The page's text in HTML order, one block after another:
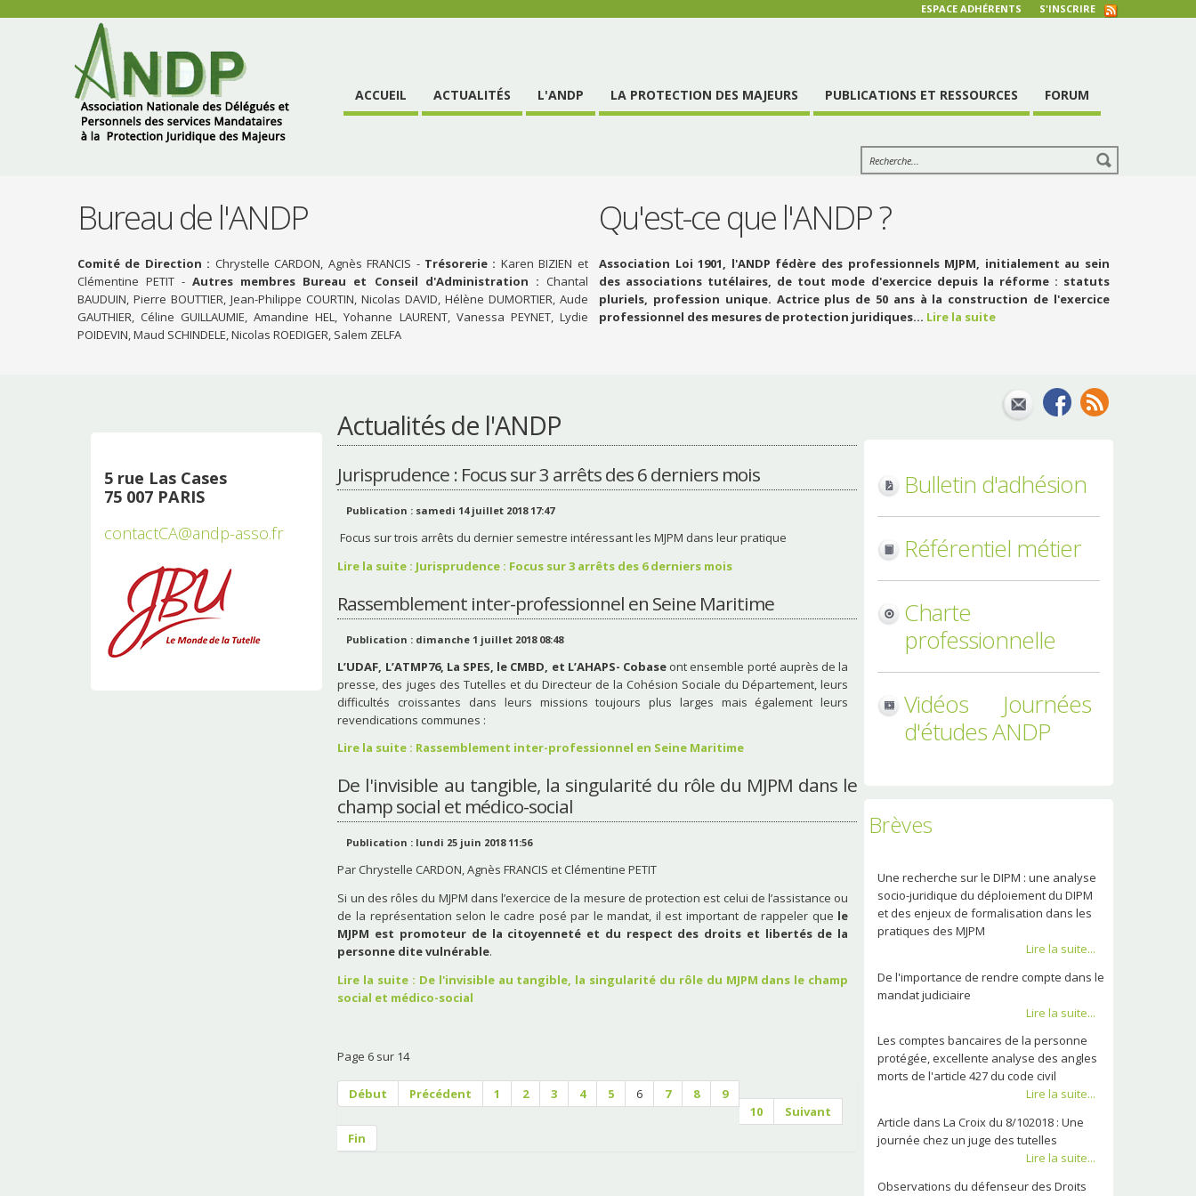
ESPACE ADHÉRENTS S'INSCRIRE
ACCUEIL ACTUALITÉS L'ANDP LA PROTECTION DES MAJEURS PUBLICATIONS ET RESSOURCES FORUM
Bureau de l'ANDP
Comité de Direction : Chrystelle CARDON, Agnès FRANCIS - Trésorerie : Karen BIZIEN et
Clémentine PETIT -Autres membres Bureau et Conseil d'Administration : Chantal
BAUDUIN, Pierre BOUTTIER, Jean-Philippe COURTIN, Nicolas DAVID, Hélène DUMORTIER, Aude
GAUTHIER, Céline GUILLAUMIE, Amandine HEL, Yohanne LAURENT, Vanessa PEYNET, Lydie
POIDEVIN, Maud SCHINDELE, Nicolas ROEDIGER, Salem ZELFA
Qu'est-ce que l'ANDP ?
Association Loi 1901, l'ANDP fédère des professionnels MJPM, initialement au sein
des associations tutélaires, de tout mode d'exercice depuis la réforme : statuts
pluriels, profession unique. Actrice plus de 50 ans à la construction de l'exercice
professionnel des mesures de protection juridiques... Lire la suite
5 rue Las Cases
75 007 PARIS
contactCA@andp-asso.fr
Actualités de l'ANDP
Jurisprudence : Focus sur 3 arrêts des 6 derniers mois
Publication : samedi 14 juillet 2018 17:47
Focus sur trois arrêts du dernier semestre intéressant les MJPM dans leur pratique
Lire la suite : Jurisprudence : Focus sur 3 arrêts des 6 derniers mois
Rassemblement inter-professionnel en Seine Maritime
Publication : dimanche 1 juillet 2018 08:48
L’UDAF, L’ATMP76, La SPES, le CMBD, et L’AHAPS- Cobase ont ensemble porté auprès de la
presse, des juges des Tutelles et du Directeur de la Cohésion Sociale du Département, leurs
difficultés croissantes dans leurs missions toujours plus larges mais également leurs
revendications communes :
Lire la suite : Rassemblement inter-professionnel en Seine Maritime
De l'invisible au tangible, la singularité du rôle du MJPM dans le
champ social et médico-social
Publication : lundi 25 juin 2018 11:56
Par Chrystelle CARDON, Agnès FRANCIS et Clémentine PETIT
Si un des rôles du MJPM dans l’exercice de la mesure de protection est celui de l’assistance ou
de la représentation selon le cadre posé par le mandat, il est important de rappeler que le
MJPM est promoteur de la citoyenneté et du respect des droits et libertés de la
personne dite vulnérable.
Lire la suite : De l'invisible au tangible, la singularité du rôle du MJPM dans le champ
social et médico-social
Page 6 sur 14
Début Précédent 1 2 3 4 5 6 7 8
9
10
Suivant
Fin
Bulletin d'adhésion
Référentiel métier
Charte
professionnelle
Vidéos Journées
d'études ANDP
Brèves
Une recherche sur le DIPM : une analyse
socio-juridique du déploiement du DIPM
et des enjeux de formalisation dans les
pratiques des MJPM
Lire la suite...
De l'importance de rendre compte dans le
mandat judiciaire
Lire la suite...
Les comptes bancaires de la personne
protégée, excellente analyse des angles
morts de l'article 427 du code civil
Lire la suite...
Article dans La Croix du 8/102018 : Une
journée chez un juge des tutelles
Lire la suite...
Observations du défenseur des Droits